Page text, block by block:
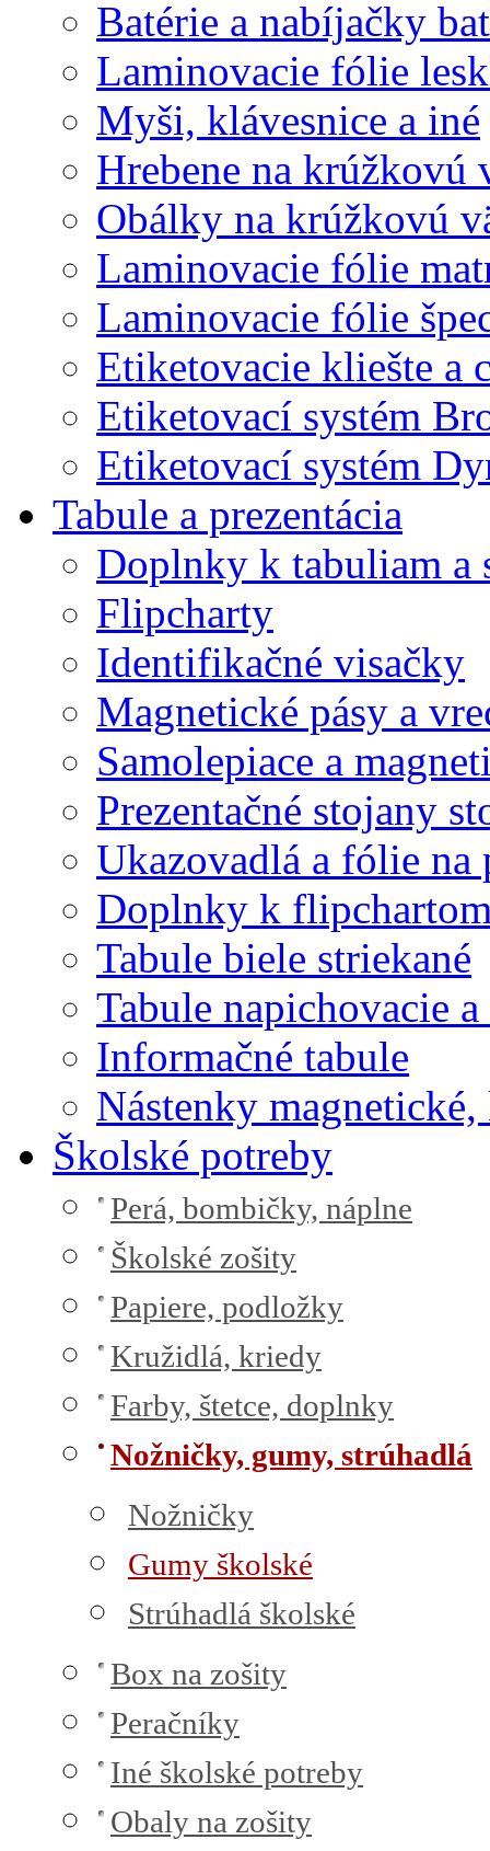
Batérie a nabíjačky
Laminovacie fólie
Myši, klávesnice a iné
Hrebene na krúžkovú
Obálky na krúžkovú
Laminovacie fólie
Laminovacie fólie
Etiketovacie kliešte a
Etiketovací systém
Etiketovací systém
Tabule a prezentácia
Doplnky k tabuliam a
Flipcharty
Identifikačné visačky
Magnetické pásy a
Samolepiace a
Prezentačné stojany
Ukazovadlá a fólie na
Doplnky k
Tabule biele striekané
Tabule napichovacie
Informačné tabule
Nástenky
Školské potreby
Perá, bombičky, náplne
Školské zošity
Papiere, podložky
Kružidlá, kriedy
Farby, štetce, doplnky
Nožničky, gumy, strúhadlá
Nožničky
Gumy školské
Strúhadlá školské
Box na zošity
Peračníky
Iné školské potreby
Obaly na zošity